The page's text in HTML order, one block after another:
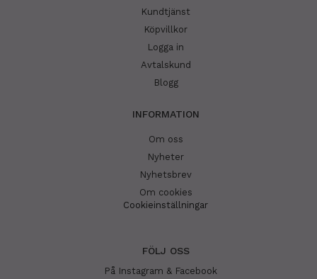
Kundtjänst
Köpvillkor
Logga in
Avtalskund
Blogg
INFORMATION
Om oss
Nyheter
Nyhetsbrev
Om cookies
Cookieinställningar
FÖLJ OSS
På Instagram & Facebook